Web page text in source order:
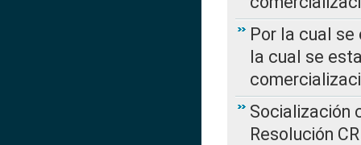
Por la cual se
la cual se
Socialización
Resolución